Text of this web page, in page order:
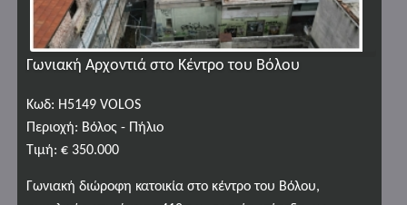
Γωνιακή Αρχοντιά στο Κέντρο του Βόλου
Κωδ: H5149 VOLOS
Περιοχή: Βόλος - Πήλιο
Τιμή: € 350.000
Γωνιακή διώροφη κατοικία στο κέντρο του Βόλου,